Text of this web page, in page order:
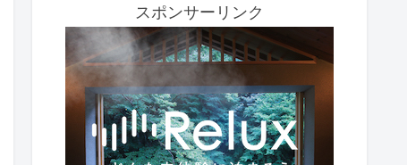
スポンサーリンク